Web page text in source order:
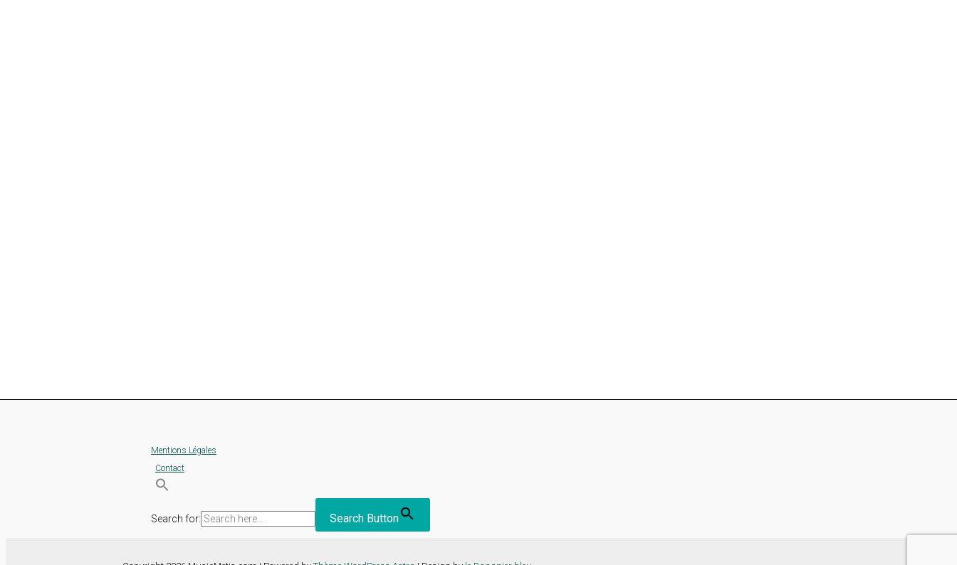
Mentions Légales
Contact
Search for: Search Button